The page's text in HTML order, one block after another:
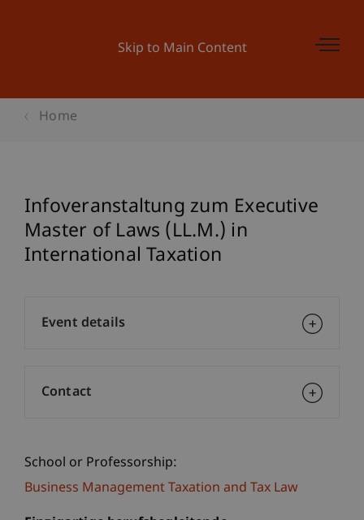
Skip to Main Content
Home
Infoveranstaltung zum Executive
Master of Laws (LL.M.) in
International Taxation
School or Professorship:
Business Management Taxation and Tax Law
Event details
Contact